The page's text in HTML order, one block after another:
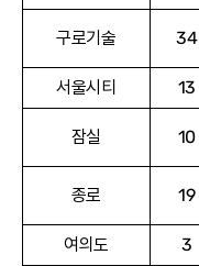
구로기술 34
서울시티 13
잠실 10
종로 19
여의도 3